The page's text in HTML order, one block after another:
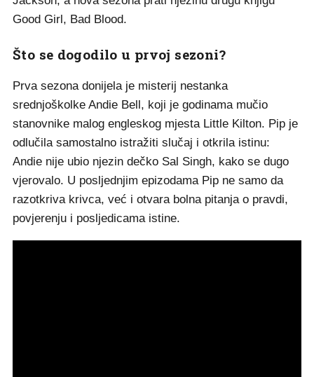
Good Girl, Bad Blood.
Što se dogodilo u prvoj sezoni?
Prva sezona donijela je misterij nestanka
srednjoškolke Andie Bell, koji je godinama mučio
stanovnike malog engleskog mjesta Little Kilton. Pip je
odlučila samostalno istražiti slučaj i otkrila istinu:
Andie nije ubio njezin dečko Sal Singh, kako se dugo
vjerovalo. U posljednjim epizodama Pip ne samo da
razotkriva krivca, već i otvara bolna pitanja o pravdi,
povjerenju i posljedicama istine.